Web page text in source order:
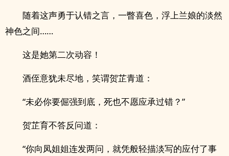
随着这声勇于认错之言，一瞥喜色，浮上兰娘的淡然
神色之间……
这是她第二次动容！
酒侄意犹未尽地，笑谓贺芷青道：
“未必你要倔强到底，死也不愿应承过错？”
贺芷育不答反问道：
“你向凤姐姐连发两问，就凭般轻描淡写的应付了事